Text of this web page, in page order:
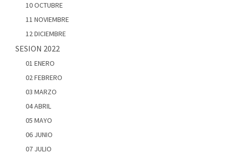
10 OCTUBRE
11 NOVIEMBRE
12 DICIEMBRE
SESION 2022
01 ENERO
02 FEBRERO
03 MARZO
04 ABRIL
05 MAYO
06 JUNIO
07 JULIO